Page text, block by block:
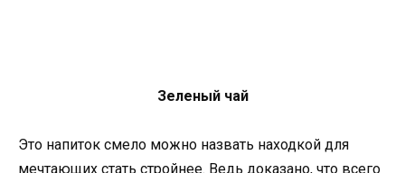
Зеленый чай
Это напиток смело можно назвать находкой для
мечтающих стать стройнее. Ведь доказано, что всего